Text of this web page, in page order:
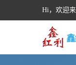
Hi，欢迎